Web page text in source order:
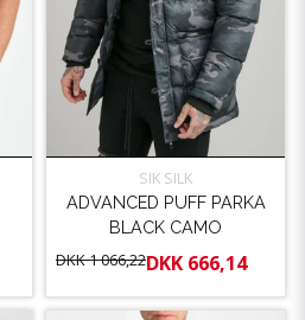
SIK SILK
ADVANCED PUFF PARKA
BLACK CAMO
DKK 1 066,22DKK 666,14